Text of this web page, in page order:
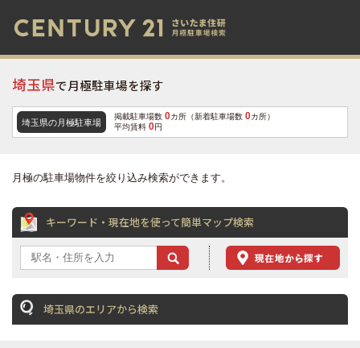
埼玉県で月極駐車場を探す
埼玉県の月極駐車場
掲載駐車場数 0カ所（新着駐車場数 0カ所）
平均賃料 0円
月極の駐車場物件を絞り込み検索ができます。
キーワード・現在地を使って簡単マップ検索
埼玉県のエリアから検索